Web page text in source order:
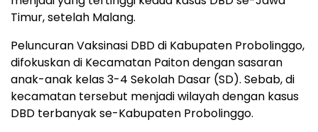
Timur, setelah Malang.
Peluncuran Vaksinasi DBD di Kabupaten Probolinggo,
difokuskan di Kecamatan Paiton dengan sasaran
anak-anak kelas 3-4 Sekolah Dasar (SD). Sebab, di
kecamatan tersebut menjadi wilayah dengan kasus
DBD terbanyak se-Kabupaten Probolinggo.